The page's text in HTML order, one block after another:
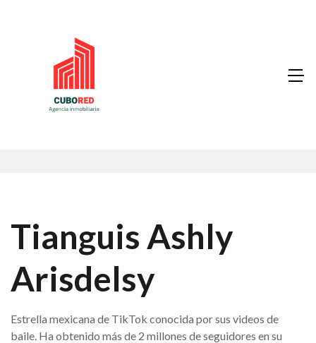
Tianguis Ashly
Arisdelsy
Estrella mexicana de TikTok conocida por sus videos de
baile. Ha obtenido más de 2 millones de seguidores en su